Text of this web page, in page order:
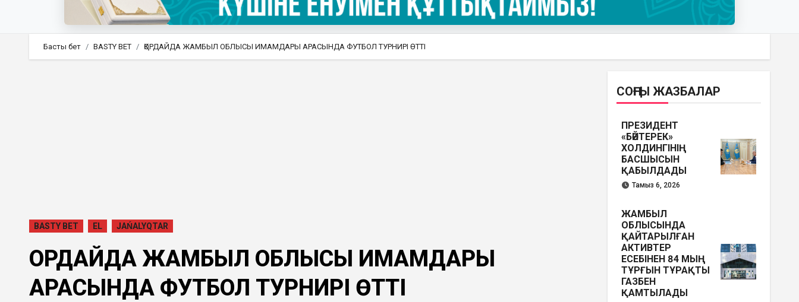
Басты бет BASTY BET ҚОРДАЙДА ЖАМБЫЛ ОБЛЫСЫ ИМАМДАРЫ АРАСЫНДА ФУТБОЛ ТУРНИРІ ӨТТІ
BASTY BET EL JAŃALYQTAR
ҚОРДАЙДА ЖАМБЫЛ ОБЛЫСЫ ИМАМДАРЫ
АРАСЫНДА ФУТБОЛ ТУРНИРІ ӨТТІ
СОҢҒЫ ЖАЗБАЛАР
ПРЕЗИДЕНТ
«БӘЙТЕРЕК»
ХОЛДИНГІНІҢ
БАСШЫСЫН
ҚАБЫЛДАДЫ
Тамыз 6, 2026
ЖАМБЫЛ
ОБЛЫСЫНДА
ҚАЙТАРЫЛҒАН
АКТИВТЕР
ЕСЕБІНЕН 84 МЫҢ
ТҰРҒЫН ТҰРАҚТЫ
ГАЗБЕН
ҚАМТЫЛАДЫ